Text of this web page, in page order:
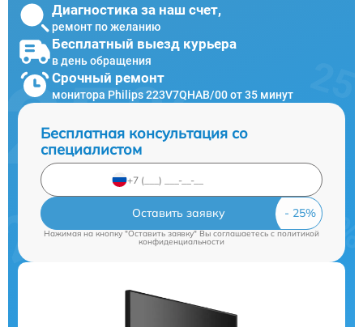
Диагностика за наш счет,
ремонт по желанию
Бесплатный выезд курьера
в день обращения
Срочный ремонт
монитора Philips 223V7QHAB/00 от 35 минут
Бесплатная консультация со
специалистом
Оставить заявку
Нажимая на кнопку "Оставить заявку" Вы соглашаетесь c политикой
конфиденциальности